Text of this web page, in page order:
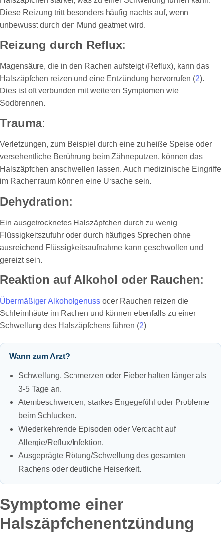
Diese Reizung tritt besonders häufig nachts auf, wenn
unbewusst durch den Mund geatmet wird.
Reizung durch Reflux:
Magensäure, die in den Rachen aufsteigt (Reflux), kann das
Halszäpfchen reizen und eine Entzündung hervorrufen (2).
Dies ist oft verbunden mit weiteren Symptomen wie
Sodbrennen.
Trauma:
Verletzungen, zum Beispiel durch eine zu heiße Speise oder
versehentliche Berührung beim Zähneputzen, können das
Halszäpfchen anschwellen lassen. Auch medizinische Eingriffe
im Rachenraum können eine Ursache sein.
Dehydration:
Ein ausgetrocknetes Halszäpfchen durch zu wenig
Flüssigkeitszufuhr oder durch häufiges Sprechen ohne
ausreichend Flüssigkeitsaufnahme kann geschwollen und
gereizt sein.
Reaktion auf Alkohol oder Rauchen:
Übermäßiger Alkoholgenuss oder Rauchen reizen die
Schleimhäute im Rachen und können ebenfalls zu einer
Schwellung des Halszäpfchens führen (2).
Wann zum Arzt?
Schwellung, Schmerzen oder Fieber halten länger als
3-5 Tage an.
Atembeschwerden, starkes Engegefühl oder Probleme
beim Schlucken.
Wiederkehrende Episoden oder Verdacht auf
Allergie/Reflux/Infektion.
Ausgeprägte Rötung/Schwellung des gesamten
Rachens oder deutliche Heiserkeit.
Symptome einer
Halszäpfchenentzündung